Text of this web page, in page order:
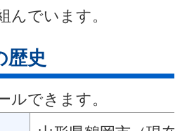
んでいます。
歴史
できます。